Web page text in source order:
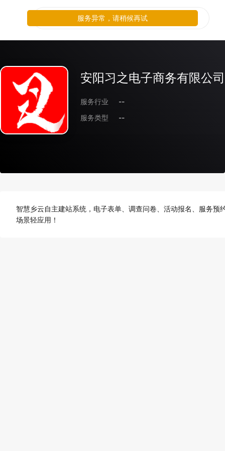
安阳习之电子商务有限公司
服务行业
--
服务类型
--
智慧乡云自主建站系统，电子表单、调查问卷、活动报名、服务
场景轻应用！
服务异常，请稍候再试